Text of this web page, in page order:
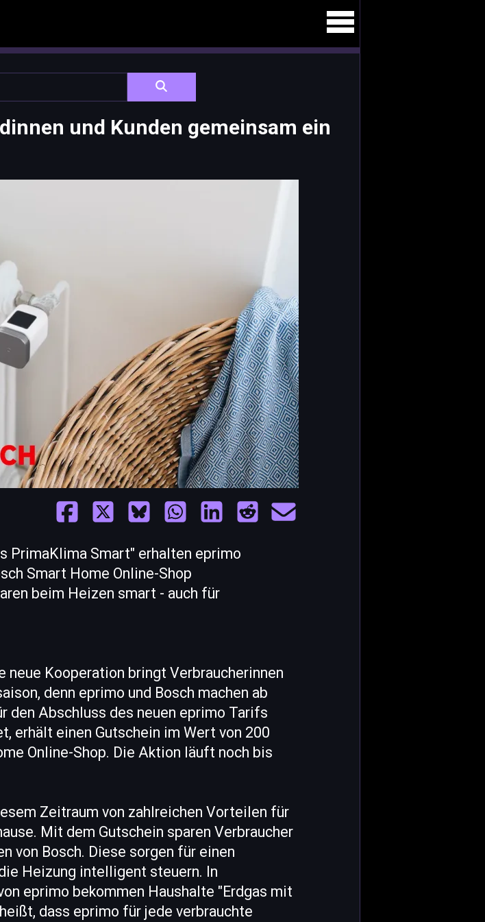
und Kunden gemeinsam ein
PrimaKlima Smart" erhalten eprimo
Smart Home Online-Shop
beim Heizen smart - auch für
neue Kooperation bringt Verbraucherinnen
denn eprimo und Bosch machen ab
den Abschluss des neuen eprimo Tarifs
erhält einen Gutschein im Wert von 200
Online-Shop. Die Aktion läuft noch bis
Zeitraum von zahlreichen Vorteilen für
Mit dem Gutschein sparen Verbraucher
von Bosch. Diese sorgen für einen
Heizung intelligent steuern. In
eprimo bekommen Haushalte "Erdgas mit
dass eprimo für jede verbrauchte